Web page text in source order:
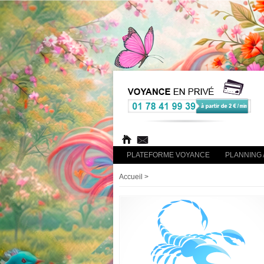
PLATEFORME VOYANCE PLANNING
Accueil >